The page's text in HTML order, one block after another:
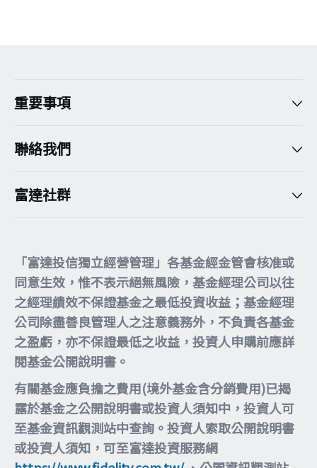
重要事項
聯絡我們
富達社群
「富達投信獨立經營管理」各基金經金管會核准或
同意生效，惟不表示絕無風險，基金經理公司以往
之經理績效不保證基金之最低投資收益；基金經理
公司除盡善良管理人之注意義務外，不負責各基金
之盈虧，亦不保證最低之收益，投資人申購前應詳
閱基金公開說明書。
有關基金應負擔之費用(境外基金含分銷費用)已揭
露於基金之公開說明書或投資人須知中，投資人可
至基金資訊觀測站中查詢。投資人索取公開說明書
或投資人須知，可至富達投資服務網